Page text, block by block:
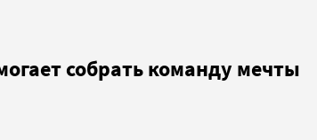
собрать команду мечты